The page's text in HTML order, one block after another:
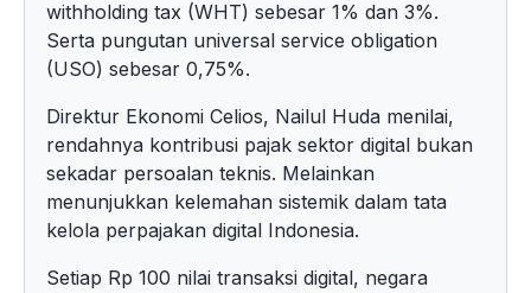
withholding tax (WHT) sebesar 1% dan 3%.
Serta pungutan universal service obligation
(USO) sebesar 0,75%.
Direktur Ekonomi Celios, Nailul Huda menilai,
rendahnya kontribusi pajak sektor digital bukan
sekadar persoalan teknis. Melainkan
menunjukkan kelemahan sistemik dalam tata
kelola perpajakan digital Indonesia.
Setiap Rp 100 nilai transaksi digital, negara